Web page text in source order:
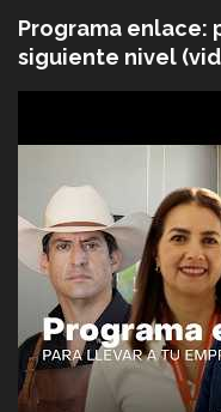
Programa enlace:
siguiente nivel